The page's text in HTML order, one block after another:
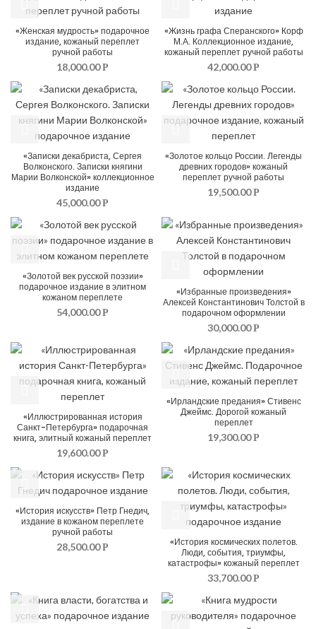
«Женская мудрость» подарочное
издание, кожаный переплет
ручной работы
18,000.00Р
«Жизнь графа Сперанского» Корф
М.А. Коллекционное издание,
кожаный переплет ручной работы
42,000.00Р
«Записки декабриста, Сергея
Волконского. Записки княгини
Марии Волконской» коллекционное
издание
45,000.00Р
«Золотое кольцо России. Легенды
древних городов» кожаный
переплет ручной работы
19,500.00Р
«Золотой век русской поэзии»
подарочное издание в элитном
кожаном переплете
54,000.00Р
«Избранные произведения»
Алексей Константинович Толстой в
подарочном оформлении
30,000.00Р
«Иллюстрированная история
Санкт-Петербурга» подарочная
книга, элитный кожаный переплет
19,600.00Р
«Ирландские предания» Стивенс
Джеймс. Дорогой кожаный
переплет
19,300.00Р
«История искусств» Петр Гнедич,
издание в кожаном переплете
ручной работы
28,500.00Р
«История космических полетов.
Люди, события, триумфы,
катастрофы» кожаный переплет
33,700.00Р